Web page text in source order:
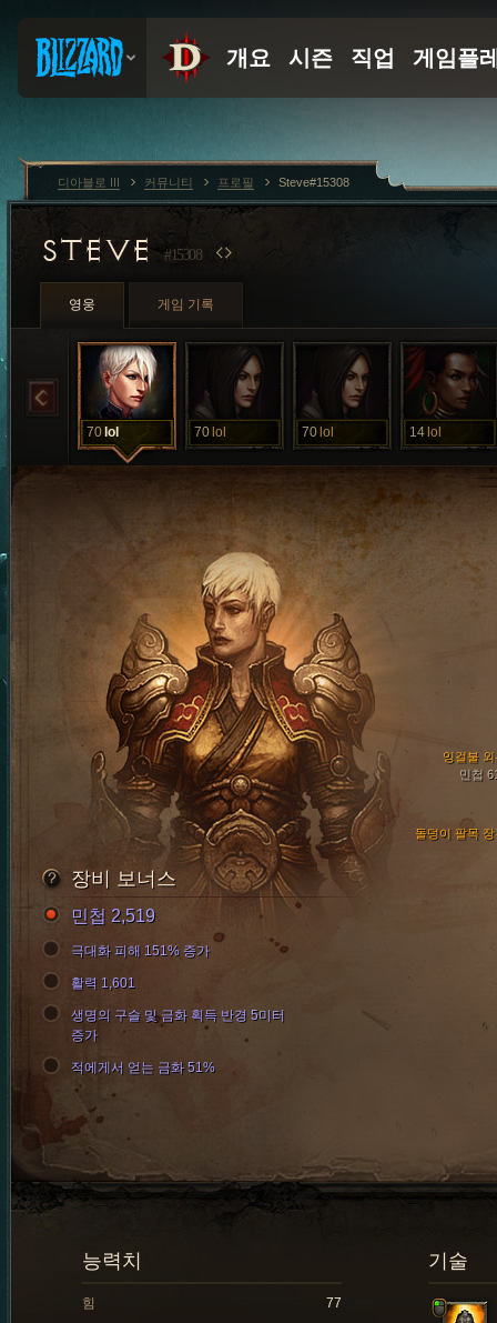
STEVE#15308
영웅 게임 기록
70 lol 70 lol 70 lol 14 lol
잉걸불 외
민첩
돌덩이 팔목 장
장비 보너스
민첩 2,519
극대화 피해 151% 증가
활력 1,601
생명의 구슬 및 금화 획득 반경 5미터
증가
적에게서 얻는 금화 51%
기술
능력치
힘
77
디아블로 III 커뮤니티 프로필 Steve#15308